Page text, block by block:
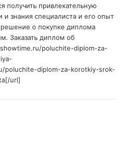
получить привлекательную
знания специалиста и его опыт
о покупке диплома
Заказать диплом об
poluchite-diplom-za-
poluchite-diplom-za-korotkiy-srok-
url]